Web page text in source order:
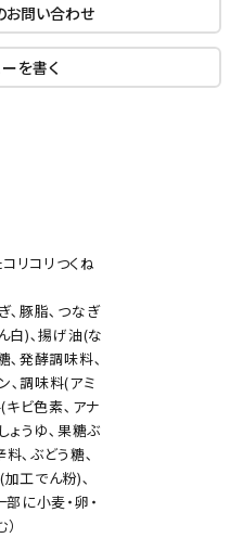
お問い合わせ
を書く
リコリつくね
､豚脂､つなぎ
白)､揚げ油(な
､発酵調味料､
､調味料(アミ
ビ色素､アナ
ょうゆ､果糖ぶ
､ぶどう糖､
工でん粉)､
に小麦・卵・